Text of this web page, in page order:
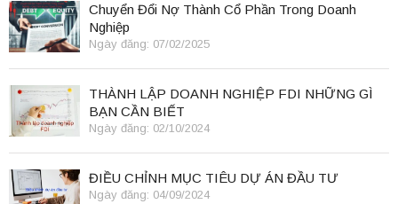
Chuyển Đổi Nợ Thành Cổ Phần Trong Doanh
Nghiệp
Ngày đăng: 07/02/2025
THÀNH LẬP DOANH NGHIỆP FDI NHỮNG GÌ
BẠN CẦN BIẾT
Ngày đăng: 02/10/2024
ĐIỀU CHỈNH MỤC TIÊU DỰ ÁN ĐẦU TƯ
Ngày đăng: 04/09/2024